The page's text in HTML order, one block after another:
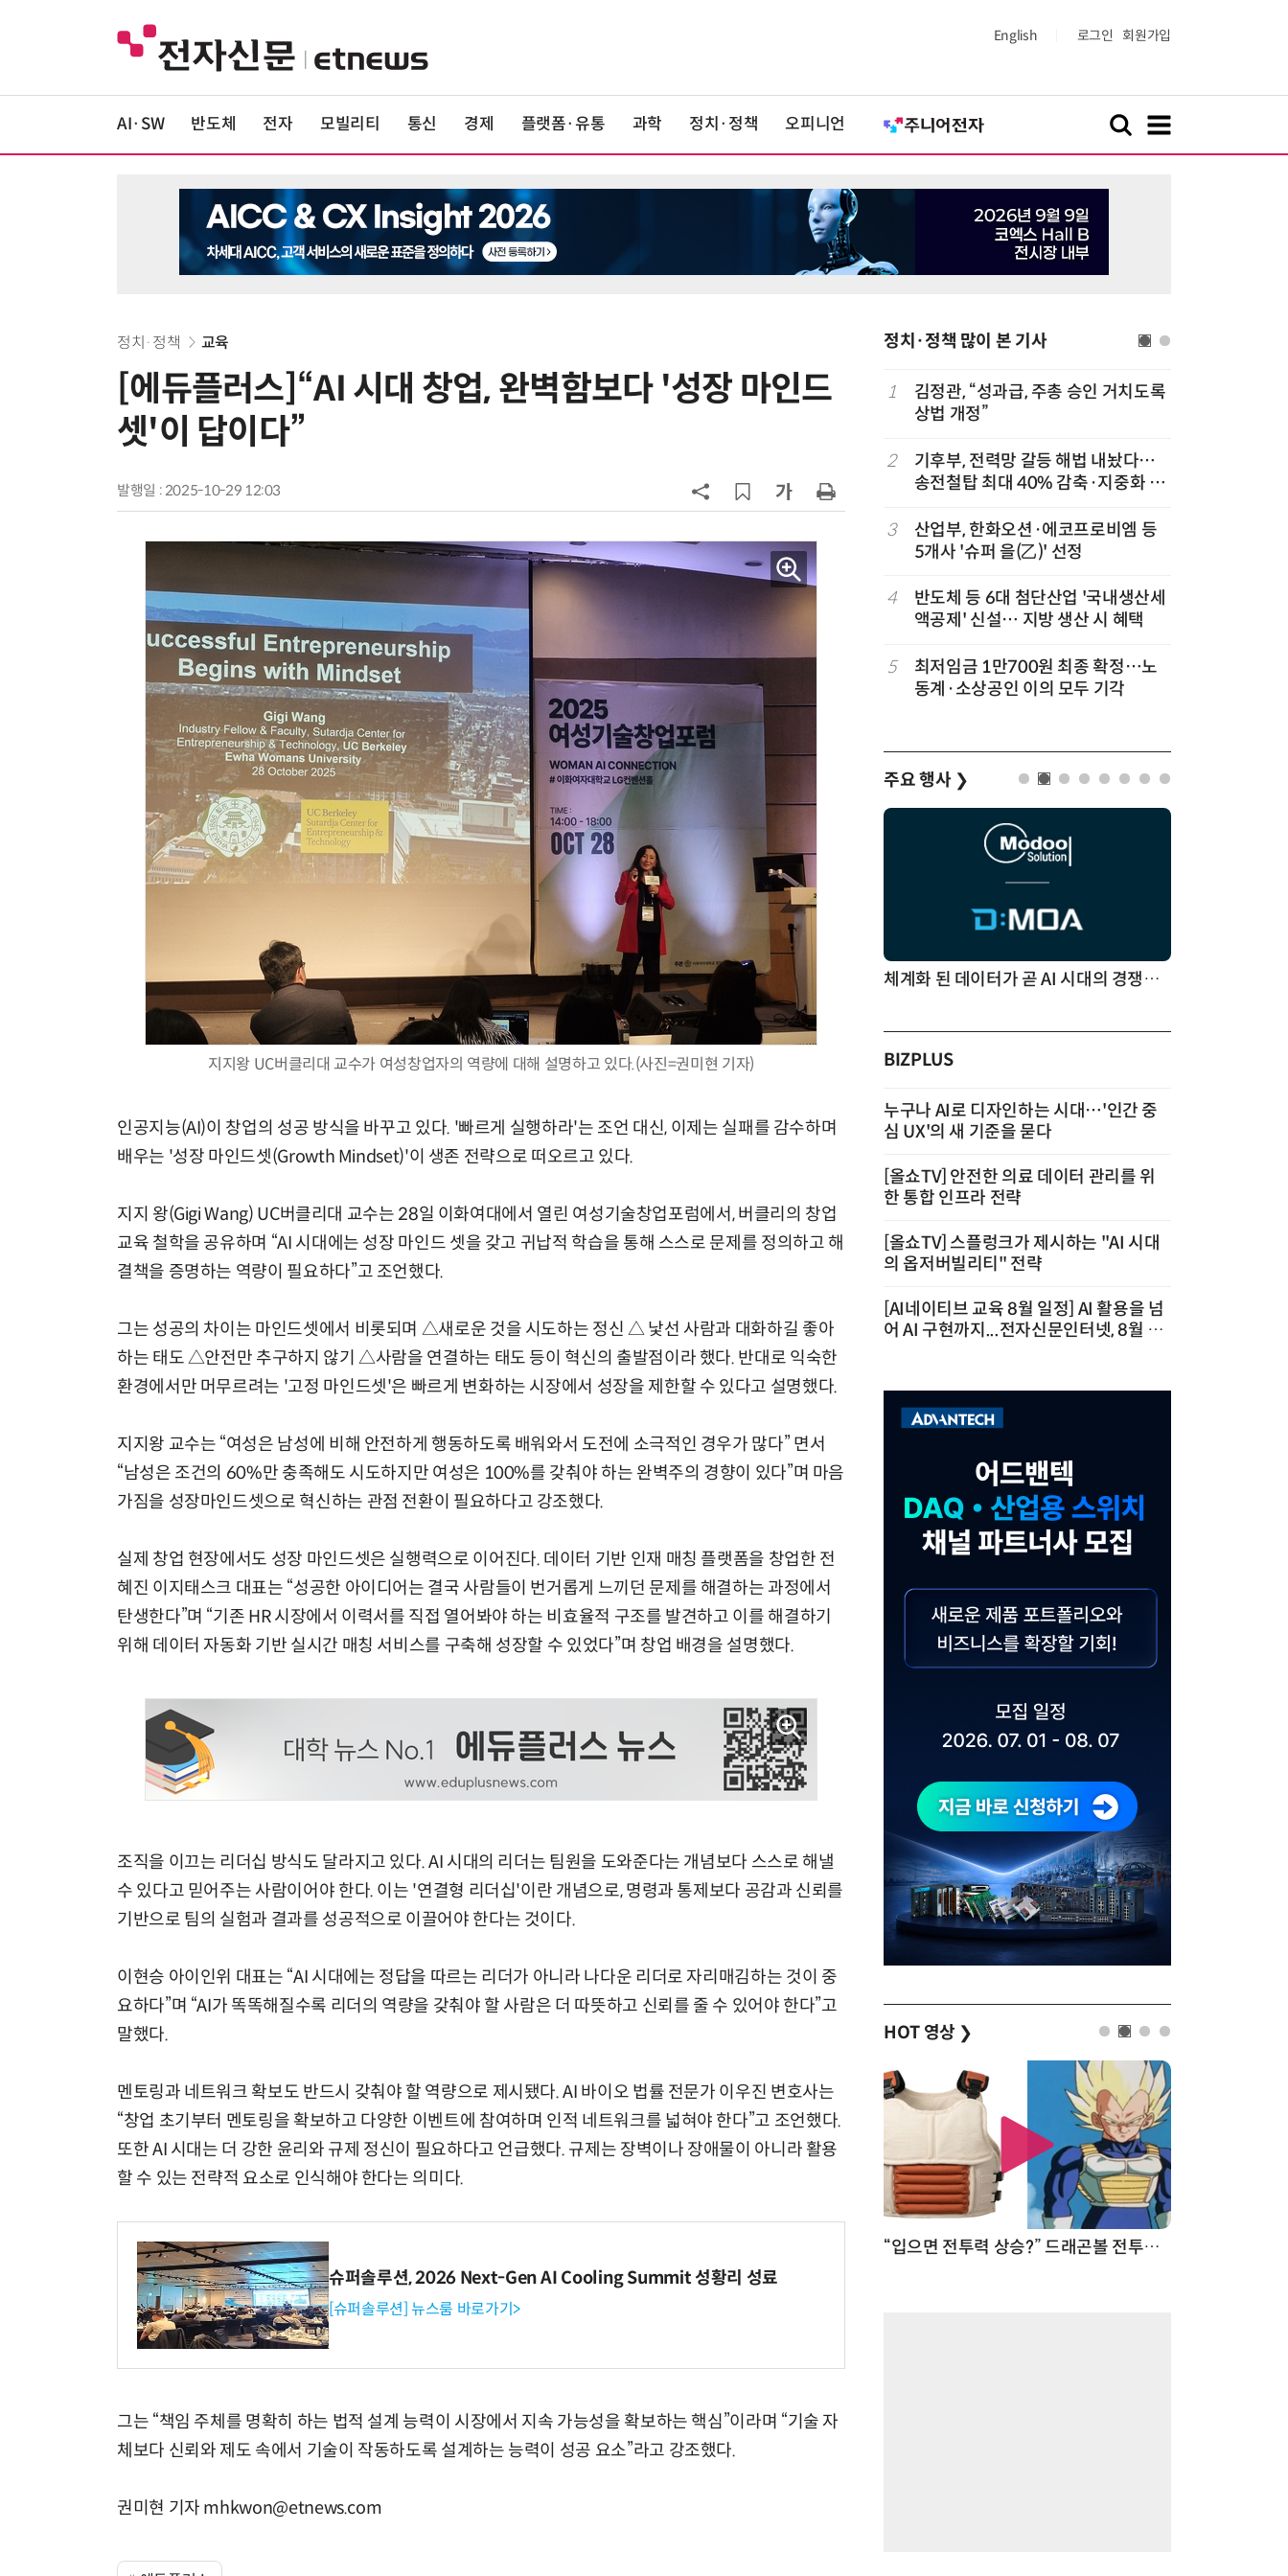
English 로그인 회원가입
AI·SW 반도체 전자 모빌리티 통신 경제 플랫폼·유통 과학 정치·정책 오피니언
정치·정책 교육
[에듀플러스]“AI 시대 창업, 완벽함보다 '성장 마인드
셋'이 답이다”
발행일 : 2025-10-29 12:03
지지왕 UC버클리대 교수가 여성창업자의 역량에 대해 설명하고 있다.(사진=권미현 기자)
인공지능(AI)이 창업의 성공 방식을 바꾸고 있다. '빠르게 실행하라'는 조언 대신, 이제는 실패를 감수하며
배우는 '성장 마인드셋(Growth Mindset)'이 생존 전략으로 떠오르고 있다.
지지 왕(Gigi Wang) UC버클리대 교수는 28일 이화여대에서 열린 여성기술창업포럼에서, 버클리의 창업
교육 철학을 공유하며 “AI 시대에는 성장 마인드 셋을 갖고 귀납적 학습을 통해 스스로 문제를 정의하고 해
결책을 증명하는 역량이 필요하다”고 조언했다.
그는 성공의 차이는 마인드셋에서 비롯되며 △새로운 것을 시도하는 정신 △ 낯선 사람과 대화하길 좋아
하는 태도 △안전만 추구하지 않기 △사람을 연결하는 태도 등이 혁신의 출발점이라 했다. 반대로 익숙한
환경에서만 머무르려는 '고정 마인드셋'은 빠르게 변화하는 시장에서 성장을 제한할 수 있다고 설명했다.
지지왕 교수는 “여성은 남성에 비해 안전하게 행동하도록 배워와서 도전에 소극적인 경우가 많다” 면서
“남성은 조건의 60%만 충족해도 시도하지만 여성은 100%를 갖춰야 하는 완벽주의 경향이 있다”며 마음
가짐을 성장마인드셋으로 혁신하는 관점 전환이 필요하다고 강조했다.
실제 창업 현장에서도 성장 마인드셋은 실행력으로 이어진다. 데이터 기반 인재 매칭 플랫폼을 창업한 전
혜진 이지태스크 대표는 “성공한 아이디어는 결국 사람들이 번거롭게 느끼던 문제를 해결하는 과정에서
탄생한다”며 “기존 HR 시장에서 이력서를 직접 열어봐야 하는 비효율적 구조를 발견하고 이를 해결하기
위해 데이터 자동화 기반 실시간 매칭 서비스를 구축해 성장할 수 있었다”며 창업 배경을 설명했다.
조직을 이끄는 리더십 방식도 달라지고 있다. AI 시대의 리더는 팀원을 도와준다는 개념보다 스스로 해낼
수 있다고 믿어주는 사람이어야 한다. 이는 '연결형 리더십'이란 개념으로, 명령과 통제보다 공감과 신뢰를
기반으로 팀의 실험과 결과를 성공적으로 이끌어야 한다는 것이다.
이현승 아이인위 대표는 “AI 시대에는 정답을 따르는 리더가 아니라 나다운 리더로 자리매김하는 것이 중
요하다”며 “AI가 똑똑해질수록 리더의 역량을 갖춰야 할 사람은 더 따뜻하고 신뢰를 줄 수 있어야 한다”고
말했다.
멘토링과 네트워크 확보도 반드시 갖춰야 할 역량으로 제시됐다. AI 바이오 법률 전문가 이우진 변호사는
“창업 초기부터 멘토링을 확보하고 다양한 이벤트에 참여하며 인적 네트워크를 넓혀야 한다”고 조언했다.
또한 AI 시대는 더 강한 윤리와 규제 정신이 필요하다고 언급했다. 규제는 장벽이나 장애물이 아니라 활용
할 수 있는 전략적 요소로 인식해야 한다는 의미다.
슈퍼솔루션, 2026 Next-Gen AI Cooling Summit 성황리 성료
[슈퍼솔루션] 뉴스룸 바로가기>
그는 “책임 주체를 명확히 하는 법적 설계 능력이 시장에서 지속 가능성을 확보하는 핵심”이라며 “기술 자
체보다 신뢰와 제도 속에서 기술이 작동하도록 설계하는 능력이 성공 요소”라고 강조했다.
권미현 기자 mhkwon@etnews.com
정치·정책 많이 본 기사
6
정점식 “김용범 이미 한국경제 빌
기 한번 해라”…선 넘은 친한계
수, 차세대 반도체 분야 전문서 세계
적 출판사서 발간
9
국힘, 李 대통령 '형소법 안 읽어봤
다' 발언 공세…“역대급 망언”
취업자 증가 전망 10만명대로 대폭
'하향'
1
김정관, “성과급, 주총 승인 거치도록
상법 개정”
2
기후부, 전력망 갈등 해법 내놨다…
송전철탑 최대 40% 감축·지중화 확
3
산업부, 한화오션·에코프로비엠 등
5개사 '슈퍼 을(乙)' 선정
4
반도체 등 6대 첨단산업 '국내생산세
액공제' 신설… 지방 생산 시 혜택
5
최저임금 1만700원 최종 확정…노
동계·소상공인 이의 모두 기각
주요 행사 ❯
AI Native Enterprise를 지원하는 AI Ready Data 플랫폼 활용 전략 체계화 된 데이터가 곧 AI 시대의 경쟁력이다
BIZPLUS
누구나 AI로 디자인하는 시대…'인간 중
심 UX'의 새 기준을 묻다
[올쇼TV] 안전한 의료 데이터 관리를 위
한 통합 인프라 전략
[올쇼TV] 스플렁크가 제시하는 "AI 시대
의 옵저버빌리티" 전략
[AI네이티브 교육 8월 일정] AI 활용을 넘
어 AI 구현까지...전자신문인터넷, 8월 실
HOT 영상 ❯
“입으면 전투력 상승?” 드래곤볼 전투복 닮은 중량조끼